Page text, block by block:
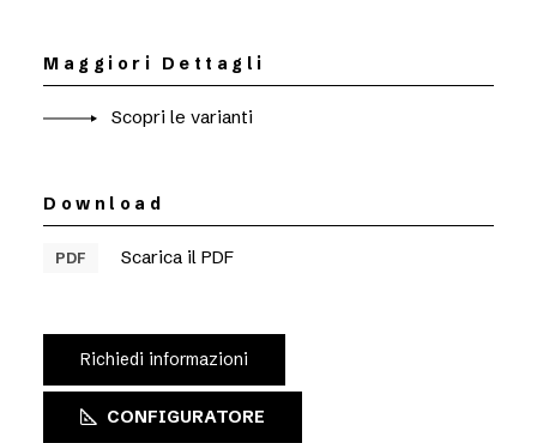
Maggiori Dettagli
Scopri le varianti
Download
PDF Scarica il PDF
Richiedi informazioni
CONFIGURATORE